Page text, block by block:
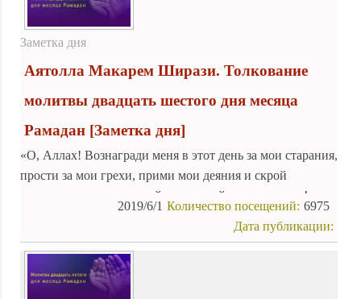
Заметка дня
Аятолла Макарем Ширази. Толкование
молитвы двадцать шестого дня месяца
Рамадан [Заметка дня]
«О, Аллах! Вознагради меня в этот день за мои старания,
прости за мои грехи, прими мои деяния и скрой
недостатки мои, о, самый слышащий из слышащих!»
6975
Количество посещений:
2019/6/1
Дата публикации: